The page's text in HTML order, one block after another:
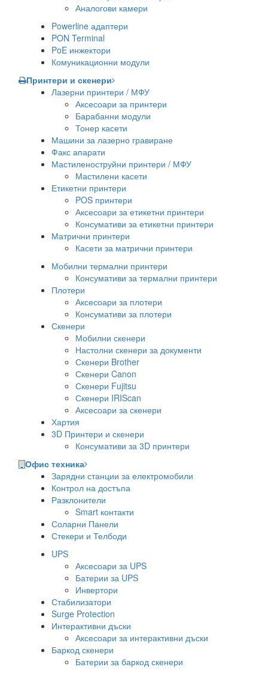
Аналогови камери
Powerline адаптери
PON Terminal
PoE инжектори
Комуникационни модули
Принтери и скенери
Лазерни принтери / МФУ
Аксесоари за принтери
Барабанни модули
Тонер касети
Машини за лазерно гравиране
Факс апарати
Мастиленоструйни принтери / МФУ
Мастилени касети
Етикетни принтери
POS принтери
Аксесоари за етикетни принтери
Консумативи за етикетни принтери
Матрични принтери
Касети за матрични принтери
Мобилни термални принтери
Консумативи за термални принтери
Плотери
Аксесоари за плотери
Консумативи за плотери
Скенери
Мобилни скенери
Настолни скенери за документи
Скенери Brother
Скенери Canon
Скенери Fujitsu
Скенери IRIScan
Аксесоари за скенери
Хартия
3D Принтери и скенери
Консумативи за 3D принтери
Офис техника
Зарядни станции за електромобили
Контрол на достъпа
Разклонители
Smart контакти
Соларни Панели
Стекери и Телбоди
UPS
Аксесоари за UPS
Батерии за UPS
Инвертори
Стабилизатори
Surge Protection
Интерактивни дъски
Аксесоари за интерактивни дъски
Баркод скенери
Батерии за баркод скенери